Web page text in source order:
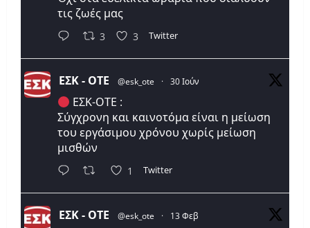
τις ζωές μας
3 3 Twitter
ΕΣΚ - ΟΤΕ @esk_ote · 30 Ιούν
ΕΣΚ-ΟΤΕ :
Σύγχρονη και καινοτόμα είναι η μείωση
του εργάσιμου χρόνου χωρίς μείωση
μισθών
1 Twitter
ΕΣΚ - ΟΤΕ @esk_ote · 13 Φεβ